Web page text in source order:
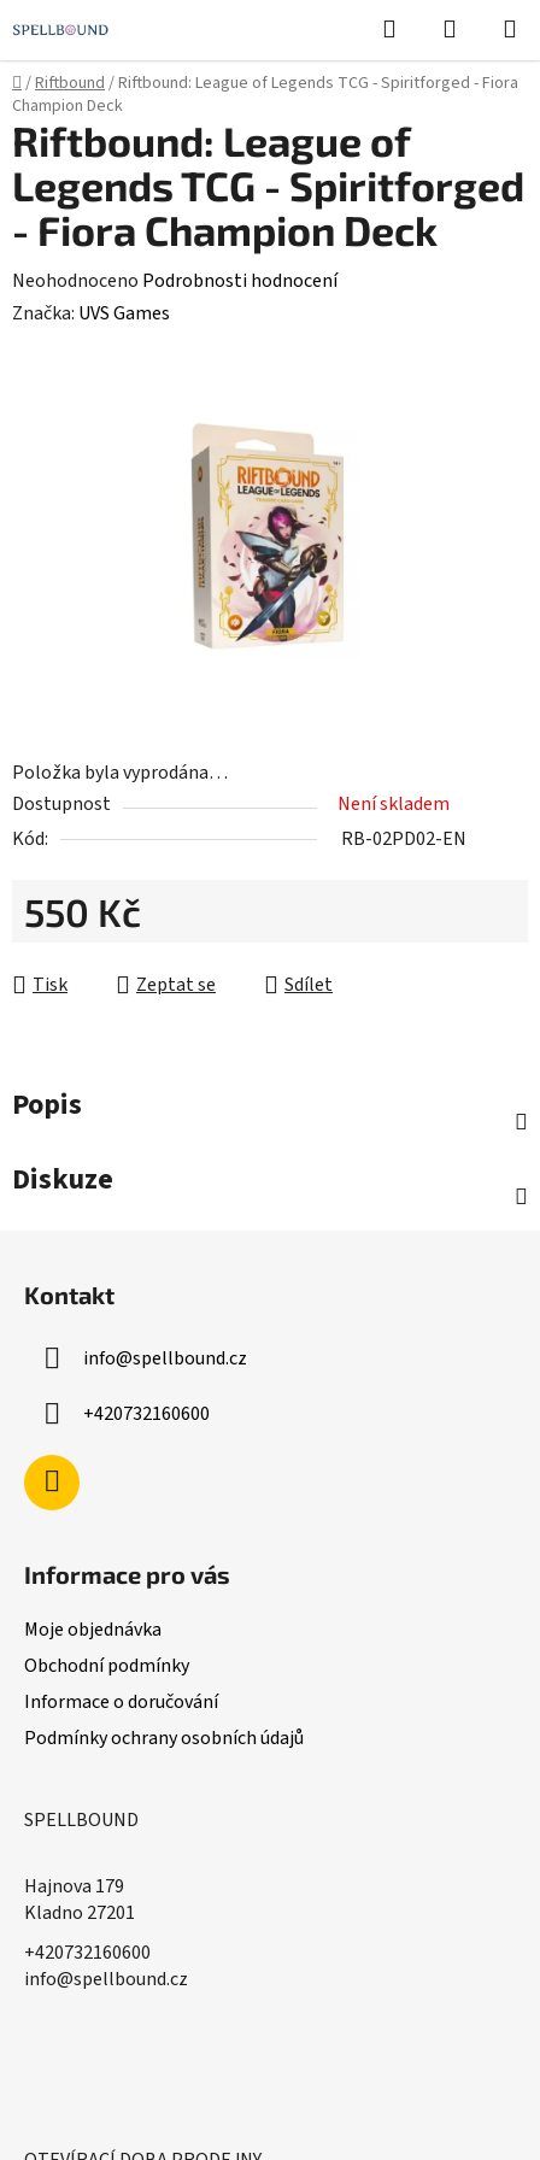
na
obsah
Hledat
KOŠÍK
Domů
/Riftbound/Riftbound: League of Legends TCG - Spiritforged - Fiora
Champion Deck
Položka byla vyprodána…
Dostupnost
Není skladem
Kód:
RB-02PD02-EN
550 Kč
Tisk
Zeptat se Sdílet
Riftbound: League of
Legends TCG - Spiritforged
- Fiora Champion Deck
Průměrné
hodnocení
Neohodnoceno Podrobnosti hodnocení
Značka: UVS Games
Popis
Diskuze
Kontakt
info@spellbound.cz
+420732160600
Informace pro vás
Moje objednávka
Obchodní podmínky
Informace o doručování
Podmínky ochrany osobních údajů
SPELLBOUND
Hajnova 179
Kladno 27201
+420732160600
​info@spellbound.cz